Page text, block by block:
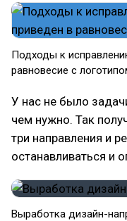
Подходы к
равновесие с
У нас не было
чем нужно. Так
три направления и
останавливаться и
Выработка дизайн-